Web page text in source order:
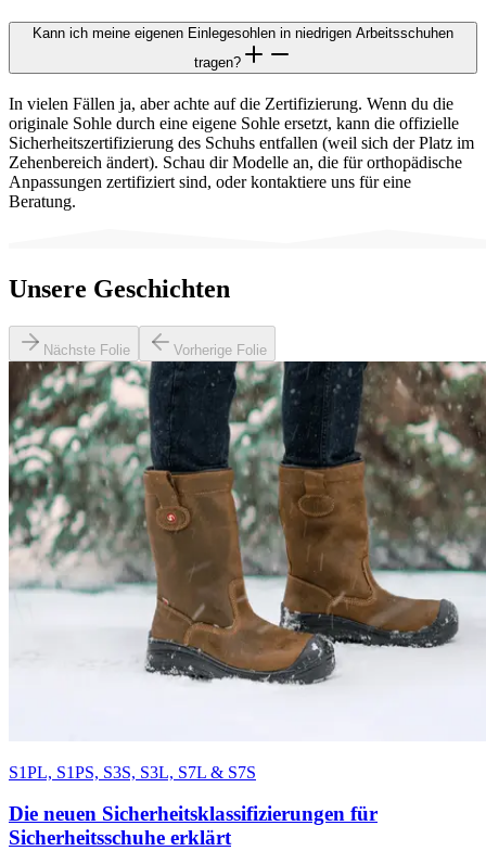
Kann ich meine eigenen Einlegesohlen in niedrigen Arbeitsschuhen
tragen?
In vielen Fällen ja, aber achte auf die Zertifizierung. Wenn du die
originale Sohle durch eine eigene Sohle ersetzt, kann die offizielle
Sicherheitszertifizierung des Schuhs entfallen (weil sich der Platz im
Zehenbereich ändert). Schau dir Modelle an, die für orthopädische
Anpassungen zertifiziert sind, oder kontaktiere uns für eine
Beratung.
Unsere Geschichten
Nächste Folie Vorherige Folie
S1PL, S1PS, S3S, S3L, S7L & S7S
Die neuen Sicherheitsklassifizierungen für
Sicherheitsschuhe erklärt